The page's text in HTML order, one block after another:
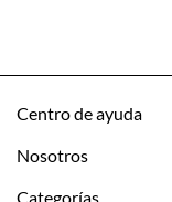
Centro de ayuda
Mis pedidos
Nosotros
Acerca de Tennis
Categorías